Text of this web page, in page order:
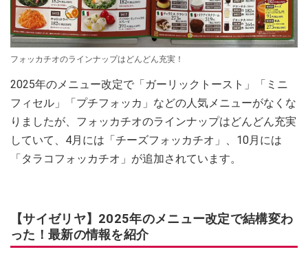
フォッカチオのラインナップはどんどん充実！
2025年のメニュー改定で「ガーリックトースト」「ミニ
フィセル」「プチフォッカ」などの人気メニューがなくな
りましたが、フォッカチオのラインナップはどんどん充実
していて、4月には「チーズフォッカチオ」、10月には
「タラコフォッカチオ」が追加されています。
【サイゼリヤ】2025年のメニュー改定で結構変わ
った！最新の情報を紹介